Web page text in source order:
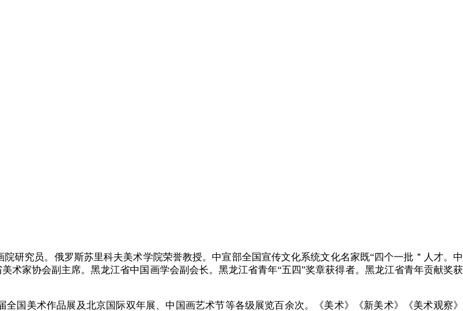
研究员。俄罗斯苏里科夫美术学院荣誉教授。中宣部全国宣传文化系统文化名家既“四个一批＂人才。中
术家协会副主席。黑龙江省中国画学会副会长。黑龙江省青年“五四”奖章获得者。黑龙江省青年贡献奖获
美术作品展及北京国际双年展、中国画艺术节等各级展览百余次。《美术》《新美术》《美术观察》